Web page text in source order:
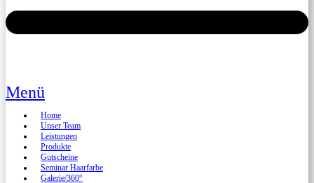
Menü
Home
Unser Team
Leistungen
Produkte
Gutscheine
Seminar Haarfarbe
Galerie/360°